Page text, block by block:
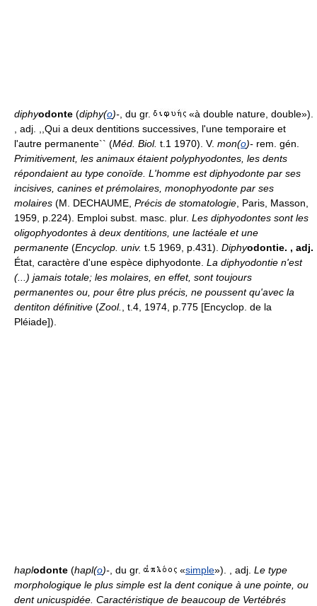
diphyodonte (diphy(o)- , du gr.
«à double nature, double»).
, adj. ,,Qui a deux dentitions successives, l'une temporaire et
l'autre permanente`` (Méd. Biol. t.1 1970). V. mon(o)- rem. gén.
Primitivement, les animaux étaient polyphyodontes, les dents
répondaient au type conoïde. L'homme est diphyodonte par ses
incisives, canines et prémolaires, monophyodonte par ses
molaires (M. DECHAUME, Précis de stomatologie , Paris, Masson,
1959, p.224). Emploi subst. masc. plur. Les diphyodontes sont les
oligophyodontes à deux dentitions, une lactéale et une
permanente (Encyclop. univ. t.5 1969, p.431). Diphyodontie. , adj.
État, caractère d'une espèce diphyodonte. La diphyodontie n'est
(...) jamais totale; les molaires, en effet, sont toujours
permanentes ou, pour être plus précis, ne poussent qu'avec la
dentiton définitive (Zool.
, t.4, 1974, p.775 [Encyclop. de la
Pléiade]).
haplodonte (hapl(o)- , du gr. «simple»). , adj. Le type
morphologique le plus simple est la dent conique à une pointe, ou
dent unicuspidée. Caractéristique de beaucoup de Vertébrés